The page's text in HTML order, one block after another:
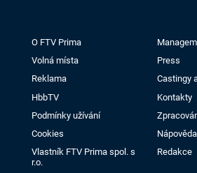
O FTV Prima
Volná místa
Press
Reklama
Castingy
HbbTV
Kontakty
Podmínky užívání
Cookies
Nápověda
Vlastník FTV Prima spol. s
r.o.
Redakce